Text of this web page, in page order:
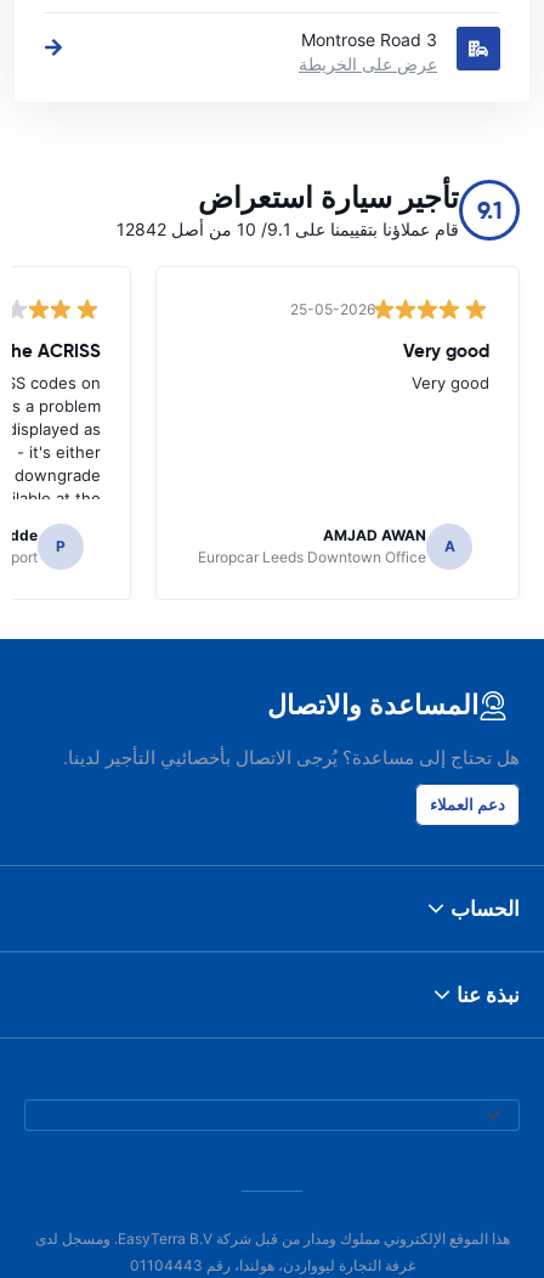
3 Montrose Road
عرض على الخريطة
9.1 تأجير سيارة استعراض
قام عملاؤنا بتقييمنا على 9.1/ 10 من أصل 12842
25-05-2026
Very good
Very good
A
AMJAD AWAN
Europcar Leeds Downtown Office
ACRISS
codes on
a problem
displayed as
- it's either
downgrade
at the
of collection.
P
المساعدة والاتصال
هل تحتاج إلى مساعدة؟ يُرجى الاتصال بأخصائيي التأجير لدينا.
دعم العملاء
الحساب
نبذة عنا
هذا الموقع الإلكتروني مملوك ومدار من قبل شركة EasyTerra B.V. ومسجل لدى
غرفة التجارة ليوواردن، هولندا، رقم 01104443